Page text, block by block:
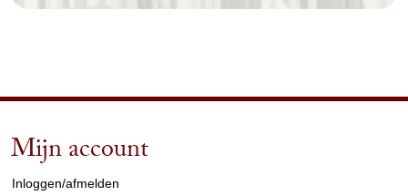
Mijn account
Inloggen/afmelden